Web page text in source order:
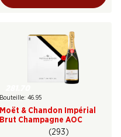
Bouteille: 46.95
Moët & Chandon Impérial
Brut Champagne AOC
(293)